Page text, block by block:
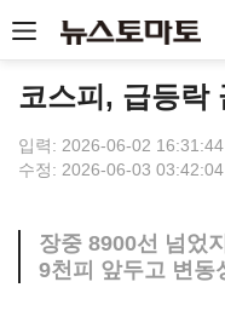
코스피, 급등락
입력: 2026-06-02 16:31:44
수정: 2026-06-03 03:42:04
장중 8900선 넘었
9천피 앞두고 변